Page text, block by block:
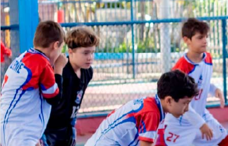
Lista de vídeos
NOSSOCANAL